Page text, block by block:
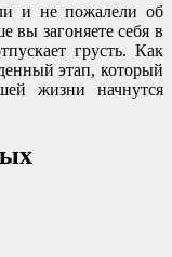
и не пожалели об
вы загоняете себя в
грусть. Как
этап, который
жизни начнутся